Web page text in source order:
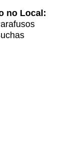
no Local: